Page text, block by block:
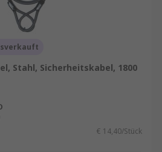
Stahl, Sicherheitskabel, 1800
€ 14,40/Stück